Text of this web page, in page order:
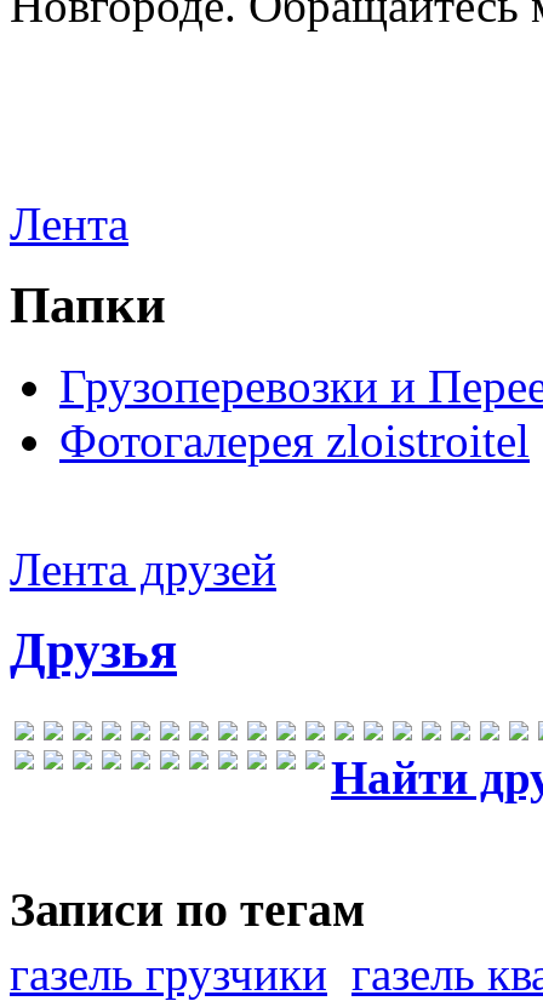
Лента
Папки
Грузоперевозки и
Фотогалерея zloistroitel
Лента друзей
Друзья
Найти
Записи по тегам
газель грузчики газель